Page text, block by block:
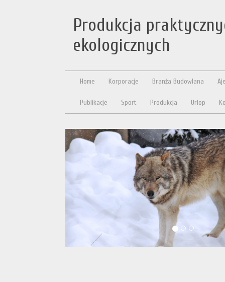
Produkcja
ekologicznych
Home Korporacje Branża Budowlana
Publikacje Sport Produkcja Urlop